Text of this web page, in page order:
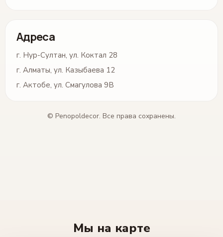
Адреса
г. Нур-Султан, ул. Коктал 28
г. Алматы, ул. Казыбаева 12
г. Актобе, ул. Смагулова 9В
© Penopoldecor. Все права сохранены.
Мы на карте